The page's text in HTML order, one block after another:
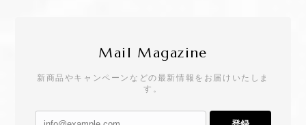
Mail Magazine
新商品やキャンペーンなどの最新情報をお届けいたしま
す。